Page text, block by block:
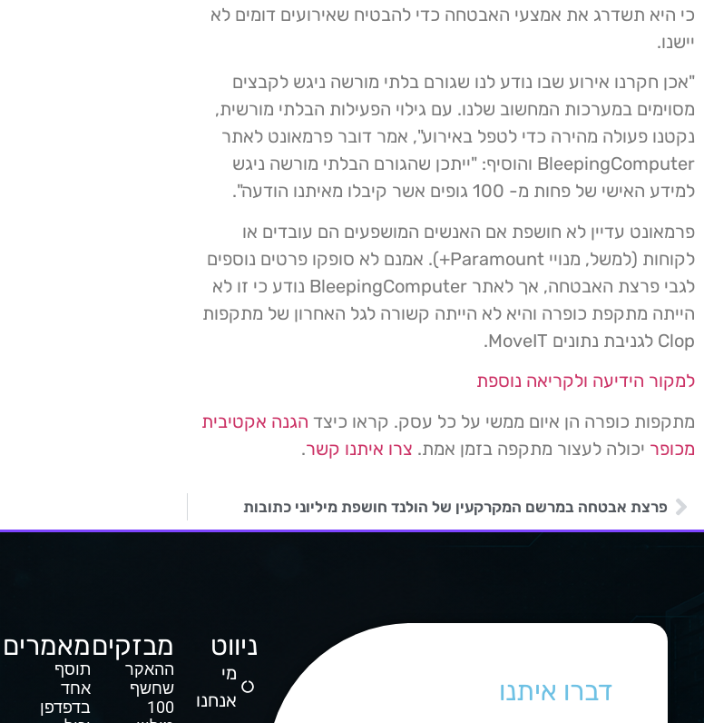
כי היא תשדרג את אמצעי האבטחה כדי להבטיח שאירועים דומים לא
יישנו.
"אכן חקרנו אירוע שבו נודע לנו שגורם בלתי מורשה ניגש לקבצים
מסוימים במערכות המחשוב שלנו. עם גילוי הפעילות הבלתי מורשית,
נקטנו פעולה מהירה כדי לטפל באירוע", אמר דובר פרמאונט לאתר
BleepingComputer והוסיף: "ייתכן שהגורם הבלתי מורשה ניגש
למידע האישי של פחות מ- 100 גופים אשר קיבלו מאיתנו הודעה".
פרמאונט עדיין לא חושפת אם האנשים המושפעים הם עובדים או
לקוחות (למשל, מנויי Paramount+). אמנם לא סופקו פרטים נוספים
לגבי פרצת האבטחה, אך לאתר BleepingComputer נודע כי זו לא
הייתה מתקפת כופרה והיא לא הייתה קשורה לגל האחרון של מתקפות
Clop לגניבת נתונים MoveIT.
למקור הידיעה ולקריאה נוספת
מתקפות כופרה הן איום ממשי על כל עסק. קראו כיצד הגנה אקטיבית
מכופר יכולה לעצור מתקפה בזמן אמת. צרו איתנו קשר.
פרצת אבטחה במרשם המקרקעין של הולנד חושפת מיליוני כתובות
דברו איתנו
ניווט
מי
אנחנו
מבזקים
ההאקר
שחשף
100
מאמרים
תוסף
אחד
בדפדפן